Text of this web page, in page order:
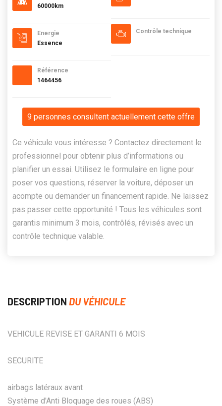
60000km
Energie
Essence
Référence
1464456
Contrôle technique
9 personnes consultent actuellement cette offre
Ce véhicule vous intéresse ? Contactez directement le
professionnel pour obtenir plus d’informations ou
planifier un essai. Utilisez le formulaire en ligne pour
poser vos questions, réserver la voiture, déposer un
acompte ou demander un financement rapide. Ne laissez
pas passer cette opportunité ! Tous les véhicules sont
garantis minimum 3 mois, contrôlés, révisés avec un
contrôle technique valable.
DESCRIPTION DU VÉHICULE
VEHICULE REVISE ET GARANTI 6 MOIS
SECURITE
airbags latéraux avant
Système d'Anti Bloquage des roues (ABS)